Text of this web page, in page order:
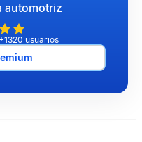
automotriz
usuarios